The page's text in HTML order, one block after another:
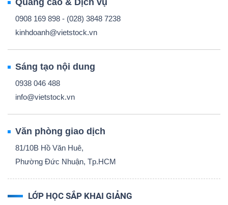
Quảng cáo & Dịch vụ
0908 169 898 - (028) 3848 7238
kinhdoanh@vietstock.vn
Sáng tạo nội dung
0938 046 488
info@vietstock.vn
Văn phòng giao dịch
81/10B Hồ Văn Huê,
Phường Đức Nhuận, Tp.HCM
LỚP HỌC SẮP KHAI GIẢNG